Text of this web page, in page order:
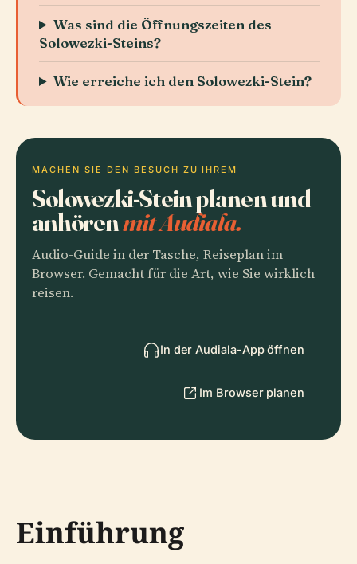
Was sind die Öffnungszeiten des
Solowezki-Steins?
Wie erreiche ich den Solowezki-Stein?
MACHEN SIE DEN BESUCH ZU IHREM
Solowezki-Stein planen und
anhörenmit Audiala.
Audio-Guide in der Tasche, Reiseplan im
Browser. Gemacht für die Art, wie Sie wirklich
reisen.
In der Audiala-App öffnen
Im Browser planen
Einführung